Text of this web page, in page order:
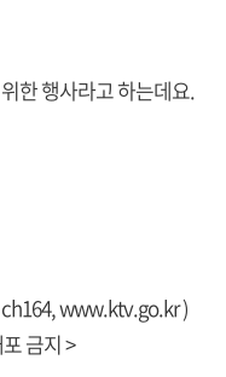
한 행사라고 하는데요.
www.ktv.go.kr)
금지 >